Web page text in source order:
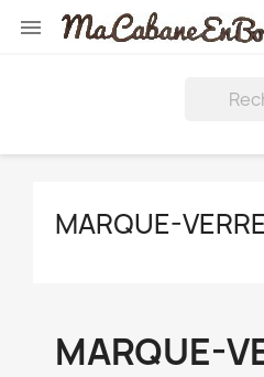

MARQUE-
MARQUE-